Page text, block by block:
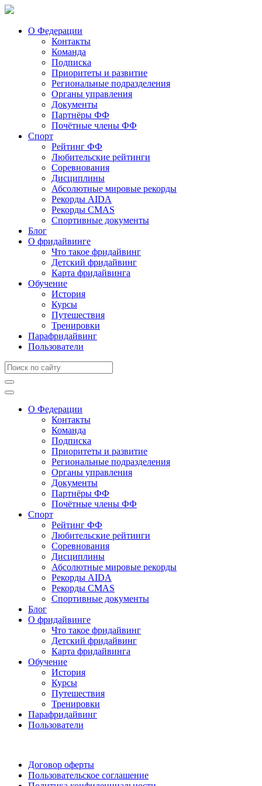
О Федерации
Контакты
Команда
Подписка
Приоритеты и развитие
Региональные подразделения
Органы управления
Документы
Партнёры ФФ
Почётные члены ФФ
Спорт
Рейтинг ФФ
Любительские рейтинги
Соревнования
Дисциплины
Абсолютные мировые рекорды
Рекорды AIDA
Рекорды CMAS
Спортивные документы
Блог
О фридайвинге
Что такое фридайвинг
Детский фридайвинг
Карта фридайвинга
Обучение
История
Курсы
Путешествия
Тренировки
Парафридайвинг
Пользователи
О Федерации
Контакты
Команда
Подписка
Приоритеты и развитие
Региональные подразделения
Органы управления
Документы
Партнёры ФФ
Почётные члены ФФ
Спорт
Рейтинг ФФ
Любительские рейтинги
Соревнования
Дисциплины
Абсолютные мировые рекорды
Рекорды AIDA
Рекорды CMAS
Спортивные документы
Блог
О фридайвинге
Что такое фридайвинг
Детский фридайвинг
Карта фридайвинга
Обучение
История
Курсы
Путешествия
Тренировки
Парафридайвинг
Пользователи
Договор оферты
Пользовательское соглашение